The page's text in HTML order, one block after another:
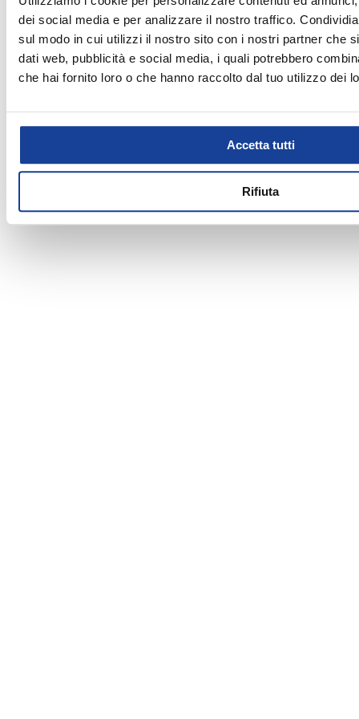
dei social media e per analizzare il nostro traffico.
sul modo in cui utilizzi il nostro sito con i nostri partner che
dati web, pubblicità e social media, i quali potrebbero
che hai fornito loro o che hanno raccolto dal tuo utilizzo dei
Accetta tutti
Rifiuta
SCI ALPINO
SPORTSWEAR
TRAINING
delle ultime novità in termini di tecnologia e performance, a
quelli che negli articoli sportivi hanno individuato la soluzione
per il proprio tempo libero. Nel nostro punto vendita puoi
trovare un vasto assortimento di scarpe, abbigliamento e
attrezzature dei migliori brand e chiedere consigli ai nostri
esperti per vivere al meglio le tue passioni.